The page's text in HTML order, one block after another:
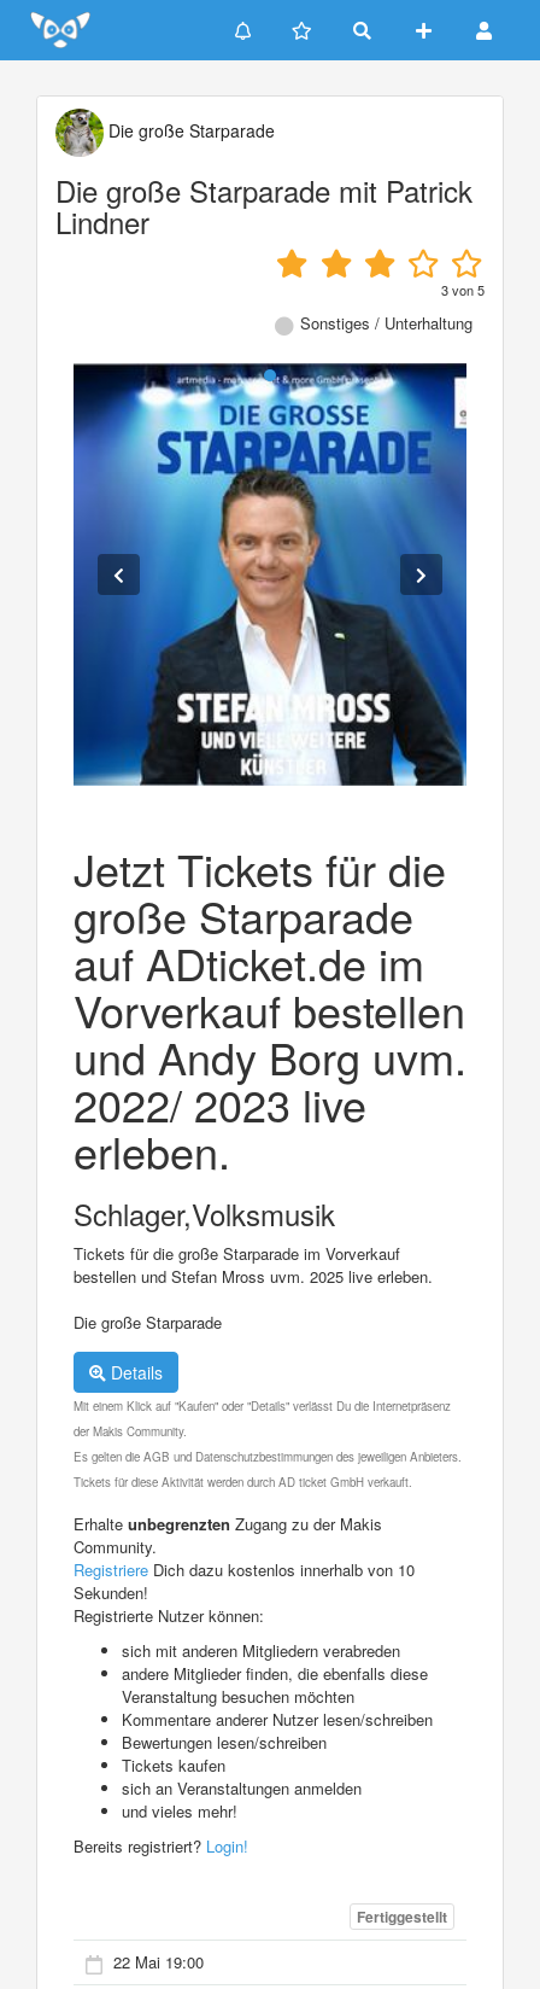
Update cookies preferences
Die große Starparade
Die große Starparade mit Patrick
Lindner
3von5
Sonstiges / Unterhaltung
Jetzt Tickets für die
große Starparade
auf ADticket.de im
Vorverkauf bestellen
und Andy Borg uvm.
2022/ 2023 live
erleben.
Schlager,Volksmusik
Tickets für die große Starparade im Vorverkauf
bestellen und Stefan Mross uvm. 2025 live erleben.
Die große Starparade
Details
Mit einem Klick auf "Kaufen" oder "Details" verlässt Du die Internetpräsenz
der Makis Community.
Es gelten die AGB und Datenschutzbestimmungen des jeweiligen Anbieters.
Tickets für diese Aktivität werden durch AD ticket GmbH verkauft.
Erhalte unbegrenzten Zugang zu der Makis
Community.
Registriere Dich dazu kostenlos innerhalb von 10
Sekunden!
Registrierte Nutzer können:
sich mit anderen Mitgliedern verabreden
andere Mitglieder finden, die ebenfalls diese
Veranstaltung besuchen möchten
Kommentare anderer Nutzer lesen/schreiben
Bewertungen lesen/schreiben
Tickets kaufen
sich an Veranstaltungen anmelden
und vieles mehr!
Bereits registriert? Login!
Fertiggestellt
22 Mai 19:00